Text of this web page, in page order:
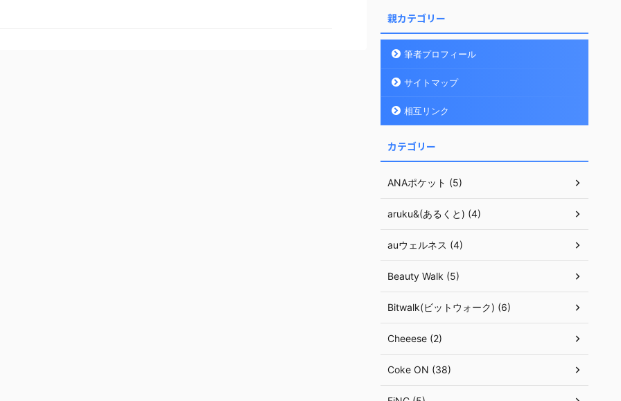
親カテゴリー
筆者プロフィール
サイトマップ
相互リンク
カテゴリー
ANAポケット (5)
aruku&(あるくと) (4)
auウェルネス (4)
Beauty Walk (5)
Bitwalk(ビットウォーク) (6)
Cheeese (2)
Coke ON (38)